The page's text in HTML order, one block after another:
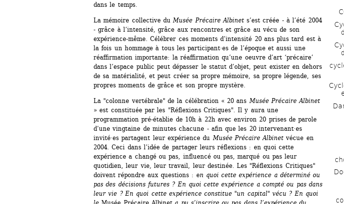
dans le temps.
La mémoire collective du Musée Précaire Albinets’est créée - à l’été 2004
- grâce à l’intensité, grâce aux rencontres et grâce au vécu de son
expérience-même. Célébrer ces moments d’intensité 20 ans plus tard est à
la fois un hommage à tous les participant·es de l’époque et aussi une
réaffirmation importante: la réaffirmation qu’une oeuvre d’art ‘précaire’
dans l’espace public peut dépasser le statut d’objet, peut exister en dehors
de sa matérialité, et peut créer sa propre mémoire, sa propre légende, ses
propres moments de grâce et son propre mystère.
La "colonne vertébrale" de la célébration « 20 ans Musée Précaire Albinet
» est constituée par les "Réflexions Critiques". Il y aura une
programmation pré-établie de 10h à 22h avec environ 20 prises de parole
d’une vingtaine de minutes chacune - afin que les 20 intervenant·es
invité·es partagent leur expérience du Musée Précaire Albinet vécue en
2004. Ceci dans l’idée de partager leurs réflexions : en quoi cette
expérience a changé ou pas, influencé ou pas, marqué ou pas leur
quotidien, leur vie, leur travail, leur destinée. Les "Réflexions Critiques"
doivent répondre aux questions : en quoi cette expérience a déterminé ou
pas des décisions futures ? En quoi cette expérience a compté ou pas dans
leur vie ? En quoi cette expérience constitue "un capital" vécu ? En quoi